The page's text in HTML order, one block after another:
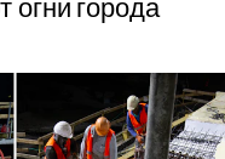
огни города